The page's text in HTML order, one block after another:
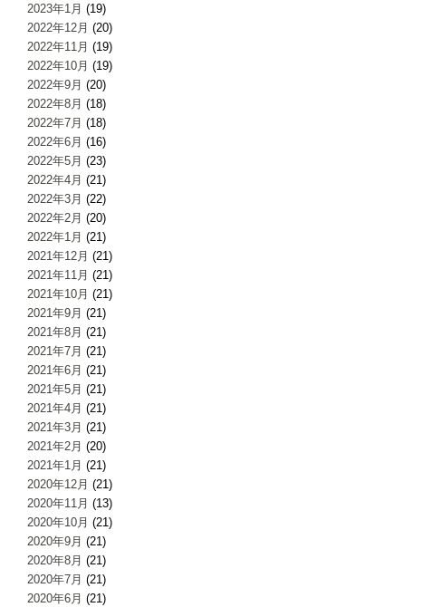
2023年1月 (19)
2022年12月 (20)
2022年11月 (19)
2022年10月 (19)
2022年9月 (20)
2022年8月 (18)
2022年7月 (18)
2022年6月 (16)
2022年5月 (23)
2022年4月 (21)
2022年3月 (22)
2022年2月 (20)
2022年1月 (21)
2021年12月 (21)
2021年11月 (21)
2021年10月 (21)
2021年9月 (21)
2021年8月 (21)
2021年7月 (21)
2021年6月 (21)
2021年5月 (21)
2021年4月 (21)
2021年3月 (21)
2021年2月 (20)
2021年1月 (21)
2020年12月 (21)
2020年11月 (13)
2020年10月 (21)
2020年9月 (21)
2020年8月 (21)
2020年7月 (21)
2020年6月 (21)